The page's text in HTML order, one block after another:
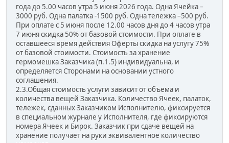
года до 5.00 часов утра 5 июня 2026 года. Одна Ячейка –
3000 руб. Одна палатка -1500 руб. Одна тележка –500 руб.
При оплате с 5 июня после 12.00 часов дня до 4 часов утра
7 июня скидка 50% от базовой стоимости. При оплате в
оставшееся время действия Оферты скидка на услугу 75%
от базовой стоимости. Стоимость за хранение
гермомешка Заказчика (п.1.5) индивидуальна, и
определяется Сторонами на основании устного
соглашения.
2.3.Общая стоимость услуги зависит от объема и
количества вещей Заказчика. Количество Ячеек, палаток,
тележек, сданных Заказчиком Исполнителю, фиксируется
в специальном журнале у Исполнителя, где фиксируются
номера Ячеек и Бирок. Заказчик при сдаче вещей на
хранение получает на руки эквивалентное количество